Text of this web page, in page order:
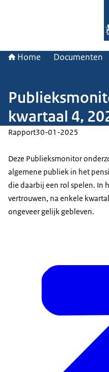
Home Documenten
kwartaal 4,
Rapport30-01-2025
Deze Publieksmonitor
algemene publiek in het
die daarbij een rol spelen. In
vertrouwen, na enkele
ongeveer gelijk gebleven.